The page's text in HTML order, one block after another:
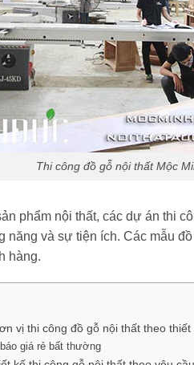
Thi công đồ gỗ nội thất Mộc
phẩm nội thất, các dự án thi
năng và sự tiện ích. Các mẫu
hàng.
vị thi công đồ gỗ nội thất theo thiết
giá rẻ bất thường